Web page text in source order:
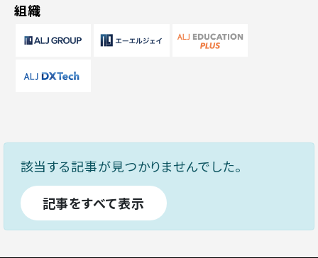
組織
該当する記事が見つかりませんでした。
記事をすべて表示